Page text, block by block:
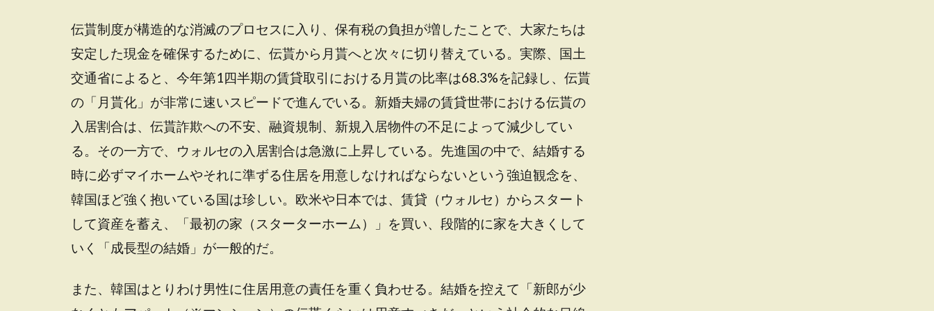
伝貰制度が構造的な消滅のプロセスに入り、保有税の負担が増したことで、大家たちは
安定した現金を確保するために、伝貰から月貰へと次々に切り替えている。実際、国土
交通省によると、今年第1四半期の賃貸取引における月貰の比率は68.3%を記録し、伝貰
の「月貰化」が非常に速いスピードで進んでいる。新婚夫婦の賃貸世帯における伝貰の
入居割合は、伝貰詐欺への不安、融資規制、新規入居物件の不足によって減少してい
る。その一方で、ウォルセの入居割合は急激に上昇している。先進国の中で、結婚する
時に必ずマイホームやそれに準ずる住居を用意しなければならないという強迫観念を、
韓国ほど強く抱いている国は珍しい。欧米や日本では、賃貸（ウォルセ）からスタート
して資産を蓄え、「最初の家（スターターホーム）」を買い、段階的に家を大きくして
いく「成長型の結婚」が一般的だ。
また、韓国はとりわけ男性に住居用意の責任を重く負わせる。結婚を控えて「新郎が少